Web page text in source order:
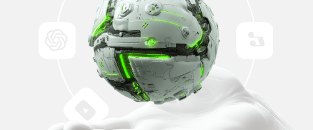
Что умеет ИИ-комбайн?